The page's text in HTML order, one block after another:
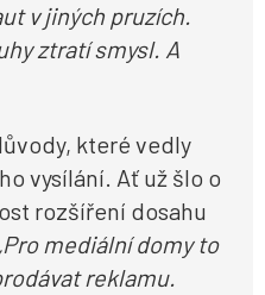
v jiných pruzích.
ztratí smysl. A
které vedly
vysílání. Ať už šlo o
rozšíření dosahu
mediální domy to
reklamu.